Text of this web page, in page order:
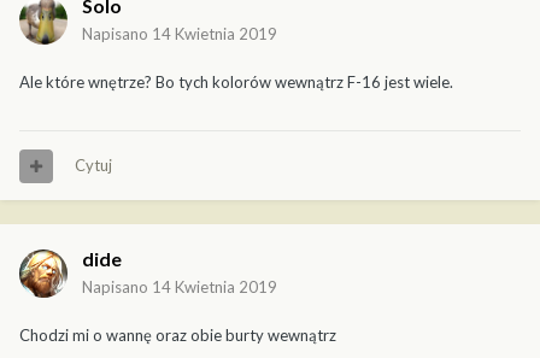
Solo
Napisano 14 Kwietnia 2019
Ale które wnętrze? Bo tych kolorów wewnątrz F-16 jest wiele.
Cytuj
dide
Napisano 14 Kwietnia 2019
Chodzi mi o wannę oraz obie burty wewnątrz